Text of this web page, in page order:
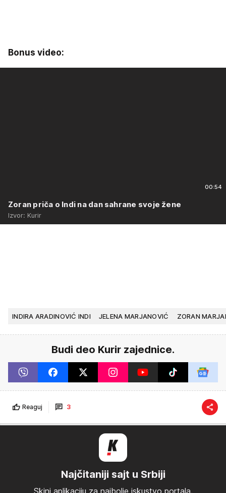
Bonus video:
00:54
Zoran priča o Indi na dan sahrane svoje žene
Izvor: Kurir
INDIRA ARADINOVIĆ INDI JELENA MARJANOVIĆ ZORAN
Budi deo Kurir zajednice.
Reaguj 3
Najčitaniji sajt u Srbiji
Skini aplikaciju za najbolje iskustvo portala.